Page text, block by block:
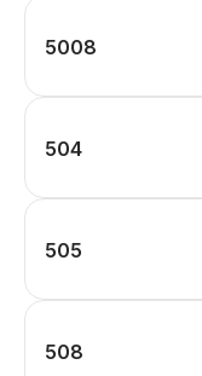
5008
504
505
508